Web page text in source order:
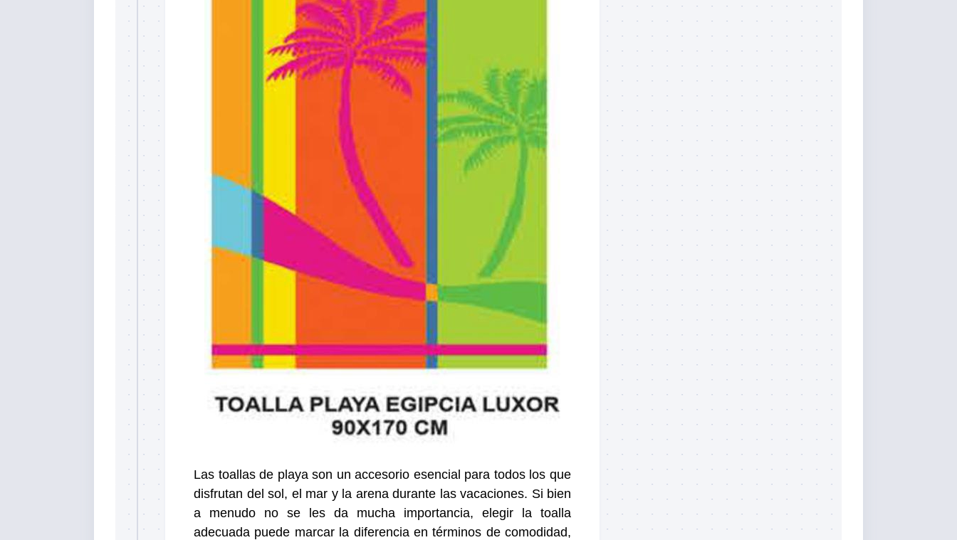
Las toallas de playa son un accesorio esencial para todos los que
disfrutan del sol, el mar y la arena durante las vacaciones. Si bien
a menudo no se les da mucha importancia, elegir la toalla
adecuada puede marcar la diferencia en términos de comodidad,